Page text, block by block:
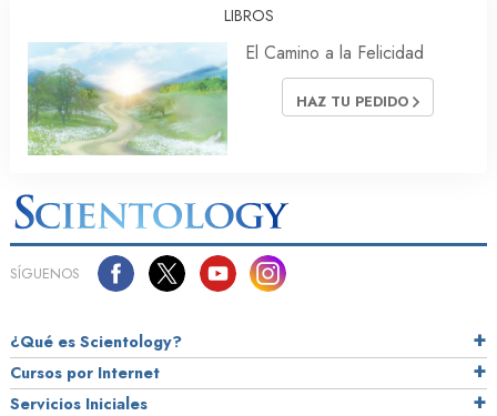
LIBROS
El Camino a la Felicidad
HAZ TU PEDIDO
SÍGUENOS
¿Qué es Scientology?
Cursos por Internet
Servicios Iniciales